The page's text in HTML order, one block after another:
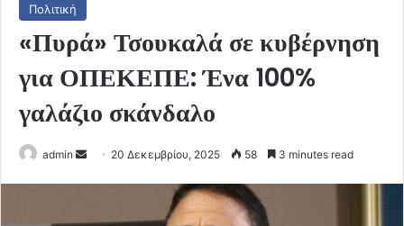
Πολιτική
«Πυρά» Τσουκαλά σε κυβέρνηση
για ΟΠΕΚΕΠΕ: Ένα 100%
γαλάζιο σκάνδαλο
admin
Send 20 Δεκεμβρίου, 2025 58 3 minutes read